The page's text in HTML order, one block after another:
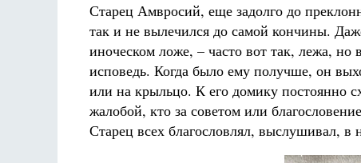
Старец Амвросий, еще задолго до
так и не вылечился до самой кончины.
иноческом ложе, – часто вот так, лежа,
исповедь. Когда было ему получше, он
или на крыльцо. К его домику постоянно
жалобой, кто за советом или
Старец всех благословлял, выслушивал,